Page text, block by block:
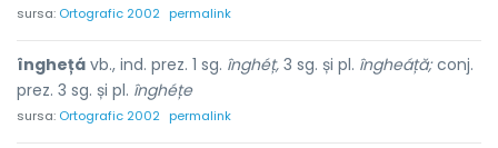
sursa: Ortografic 2002 permalink
înghețá vb., ind. prez. 1 sg. înghéț, 3 sg. și pl. îngheáță;conj.
prez. 3 sg. și pl. înghéțe
sursa: Ortografic 2002 permalink